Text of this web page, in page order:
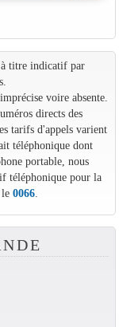
titre indicatif par
voire absente.
directs des
tarifs d'appels varient
téléphonique dont
portable, nous
téléphonique pour la
0066.